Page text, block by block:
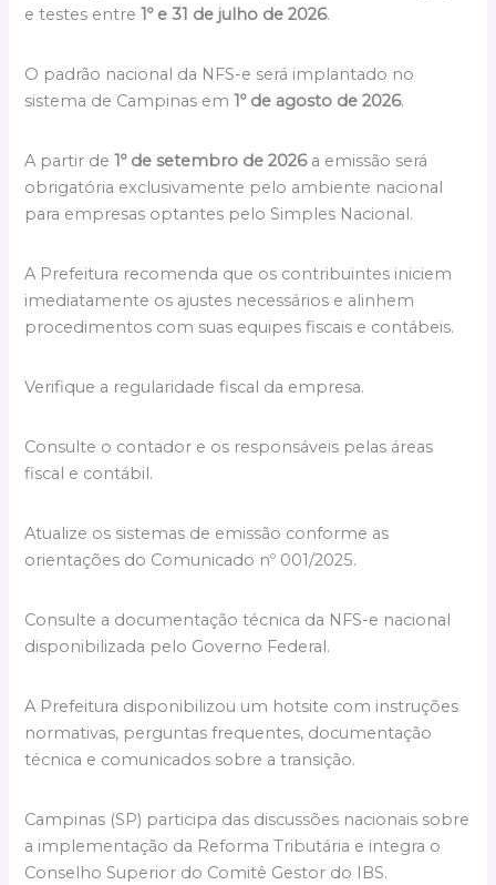
e testes entre1º e 31 de julho de 2026.
O padrão nacional da NFS-e será implantado no
sistema de Campinas em1º de agosto de 2026.
A partir de1º de setembro de 2026a emissão será
obrigatória exclusivamente pelo ambiente nacional
para empresas optantes pelo Simples Nacional.
A Prefeitura recomenda que os contribuintes iniciem
imediatamente os ajustes necessários e alinhem
procedimentos com suas equipes fiscais e contábeis.
Verifique a regularidade fiscal da empresa.
Consulte o contador e os responsáveis pelas áreas
fiscal e contábil.
Atualize os sistemas de emissão conforme as
orientações do Comunicado nº 001/2025.
Consulte a documentação técnica da NFS-e nacional
disponibilizada pelo Governo Federal.
A Prefeitura disponibilizou um hotsite com instruções
normativas, perguntas frequentes, documentação
técnica e comunicados sobre a transição.
Campinas (SP) participa das discussões nacionais sobre
a implementação da Reforma Tributária e integra o
Conselho Superior do Comitê Gestor do IBS.